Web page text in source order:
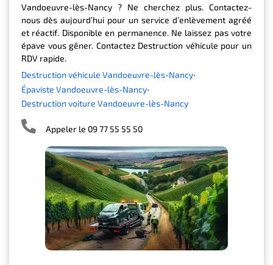
Vandoeuvre-lès-Nancy ? Ne cherchez plus. Contactez-
nous dès aujourd’hui pour un service d’enlèvement agréé
et réactif. Disponible en permanence. Ne laissez pas votre
épave vous gêner. Contactez Destruction véhicule pour un
RDV rapide.
Destruction véhicule Vandoeuvre-lès-Nancy
Épaviste Vandoeuvre-lès-Nancy
Destruction voiture Vandoeuvre-lès-Nancy
Appeler le 09 77 55 55 50